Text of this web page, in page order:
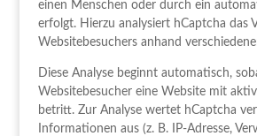
einen Menschen oder durch ein
erfolgt. Hierzu analysiert hCaptcha das
Websitebesuchers anhand
Diese Analyse beginnt automatisch,
Websitebesucher eine Website mit
betritt. Zur Analyse wertet hCaptcha
Informationen aus (z. B. IP-Adresse,